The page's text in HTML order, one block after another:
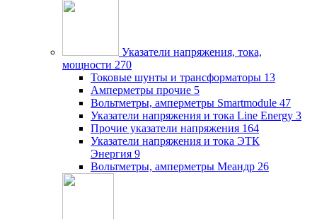
Указатели напряжения, тока,
мощности 270
Токовые шунты и трансформаторы 13
Амперметры прочие 5
Вольтметры, амперметры Smartmodule 47
Указатели напряжения и тока Line Energy 3
Прочие указатели напряжения 164
Указатели напряжения и тока ЭТК
Энергия 9
Вольтметры, амперметры Меандр 26